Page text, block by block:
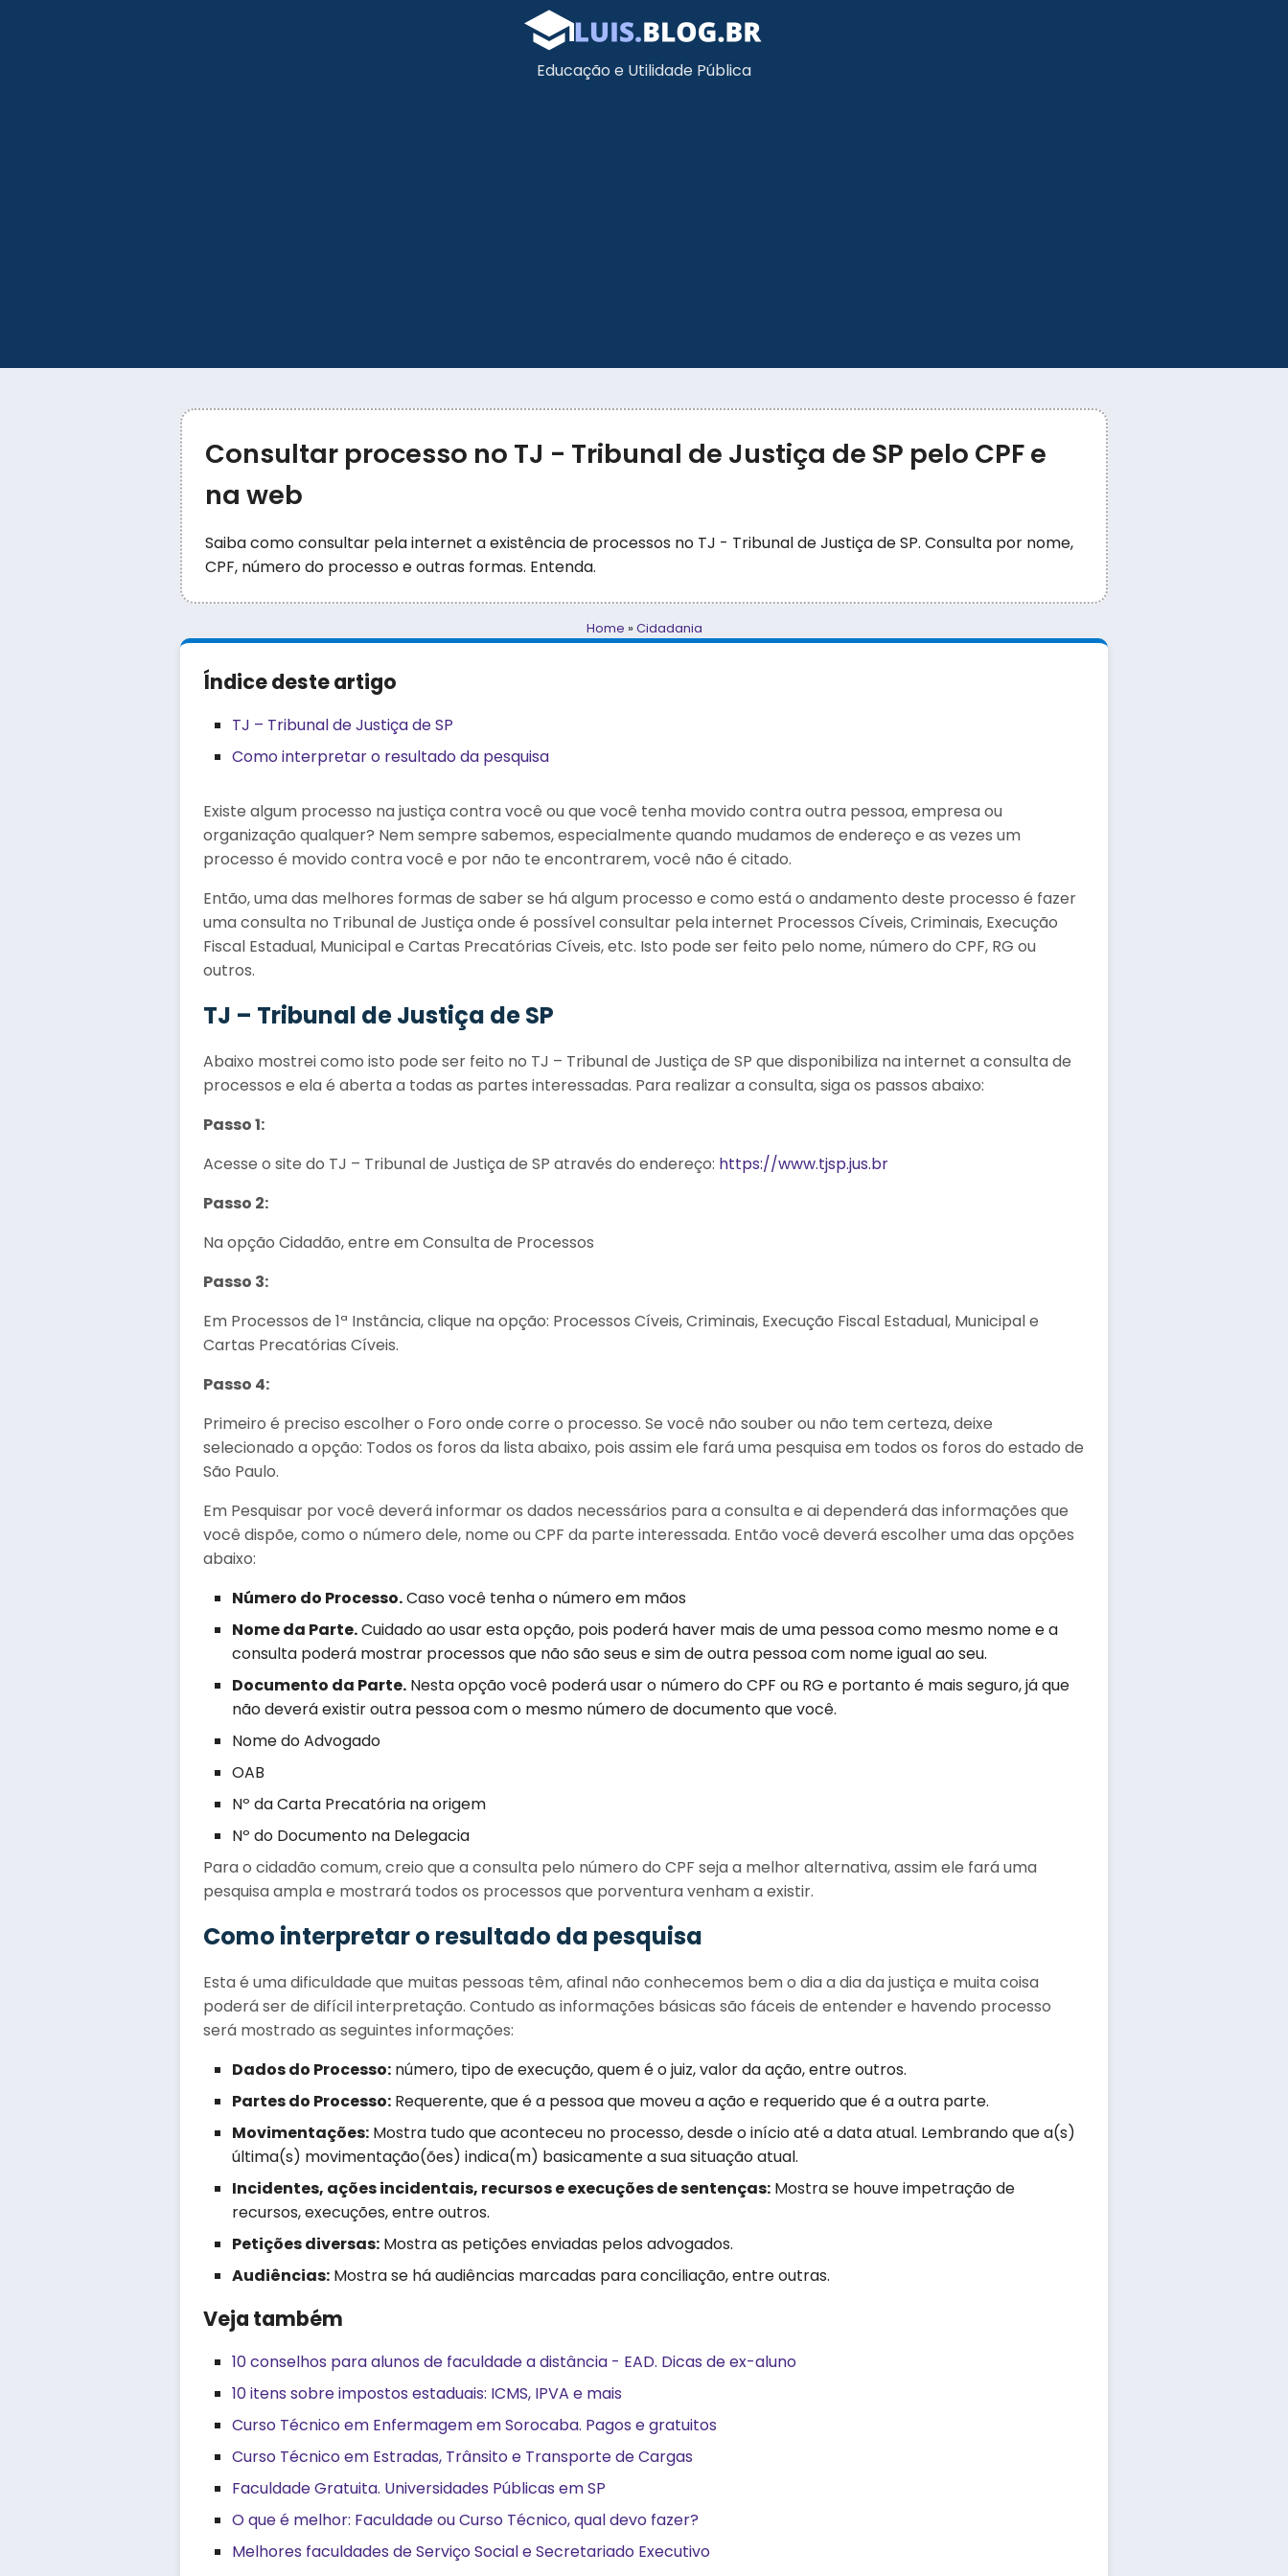
Educação e Utilidade Pública
Consultar processo no TJ - Tribunal de Justiça de SP pelo CPF e
na web
Saiba como consultar pela internet a existência de processos no TJ - Tribunal de Justiça de SP. Consulta por nome,
CPF, número do processo e outras formas. Entenda.
Home » Cidadania
Índice deste artigo
TJ – Tribunal de Justiça de SP
Como interpretar o resultado da pesquisa
Existe algum processo na justiça contra você ou que você tenha movido contra outra pessoa, empresa ou
organização qualquer? Nem sempre sabemos, especialmente quando mudamos de endereço e as vezes um
processo é movido contra você e por não te encontrarem, você não é citado.
Então, uma das melhores formas de saber se há algum processo e como está o andamento deste processo é fazer
uma consulta no Tribunal de Justiça onde é possível consultar pela internet Processos Cíveis, Criminais, Execução
Fiscal Estadual, Municipal e Cartas Precatórias Cíveis, etc. Isto pode ser feito pelo nome, número do CPF, RG ou
outros.
TJ – Tribunal de Justiça de SP
Abaixo mostrei como isto pode ser feito no TJ – Tribunal de Justiça de SP que disponibiliza na internet a consulta de
processos e ela é aberta a todas as partes interessadas. Para realizar a consulta, siga os passos abaixo:
Passo 1:
Acesse o site do TJ – Tribunal de Justiça de SP através do endereço: https://www.tjsp.jus.br
Passo 2:
Na opção Cidadão, entre em Consulta de Processos
Passo 3:
Em Processos de 1ª Instância, clique na opção: Processos Cíveis, Criminais, Execução Fiscal Estadual, Municipal e
Cartas Precatórias Cíveis.
Passo 4:
Primeiro é preciso escolher o Foro onde corre o processo. Se você não souber ou não tem certeza, deixe
selecionado a opção: Todos os foros da lista abaixo, pois assim ele fará uma pesquisa em todos os foros do estado de
São Paulo.
Em Pesquisar por você deverá informar os dados necessários para a consulta e ai dependerá das informações que
você dispõe, como o número dele, nome ou CPF da parte interessada. Então você deverá escolher uma das opções
abaixo:
Número do Processo.Caso você tenha o número em mãos
Nome da Parte.Cuidado ao usar esta opção, pois poderá haver mais de uma pessoa como mesmo nome e a
consulta poderá mostrar processos que não são seus e sim de outra pessoa com nome igual ao seu.
Documento da Parte. Nesta opção você poderá usar o número do CPF ou RG e portanto é mais seguro, já que
não deverá existir outra pessoa com o mesmo número de documento que você.
Nome do Advogado
OAB
Nº da Carta Precatória na origem
Nº do Documento na Delegacia
Para o cidadão comum, creio que a consulta pelo número do CPF seja a melhor alternativa, assim ele fará uma
pesquisa ampla e mostrará todos os processos que porventura venham a existir.
Como interpretar o resultado da pesquisa
Esta é uma dificuldade que muitas pessoas têm, afinal não conhecemos bem o dia a dia da justiça e muita coisa
poderá ser de difícil interpretação. Contudo as informações básicas são fáceis de entender e havendo processo
será mostrado as seguintes informações:
Dados do Processo: número, tipo de execução, quem é o juiz, valor da ação, entre outros.
Partes do Processo: Requerente, que é a pessoa que moveu a ação e requerido que é a outra parte.
Movimentações: Mostra tudo que aconteceu no processo, desde o início até a data atual. Lembrando que a(s)
última(s) movimentação(ões) indica(m) basicamente a sua situação atual.
Incidentes, ações incidentais, recursos e execuções de sentenças: Mostra se houve impetração de
recursos, execuções, entre outros.
Petições diversas: Mostra as petições enviadas pelos advogados.
Audiências: Mostra se há audiências marcadas para conciliação, entre outras.
Veja também
10 conselhos para alunos de faculdade a distância - EAD. Dicas de ex-aluno
10 itens sobre impostos estaduais: ICMS, IPVA e mais
Curso Técnico em Enfermagem em Sorocaba. Pagos e gratuitos
Curso Técnico em Estradas, Trânsito e Transporte de Cargas
Faculdade Gratuita. Universidades Públicas em SP
O que é melhor: Faculdade ou Curso Técnico, qual devo fazer?
Melhores faculdades de Serviço Social e Secretariado Executivo